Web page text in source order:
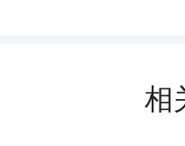
相